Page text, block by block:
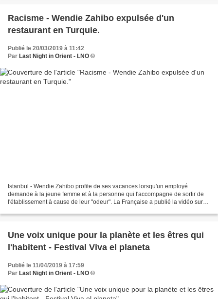
Racisme - Wendie Zahibo expulsée d'un
restaurant en Turquie.
Publié le 20/03/2019 à 11:42
Par Last Night in Orient - LNO ©
Istanbul - Wendie Zahibo profite de ses vacances lorsqu'un employé
demande à la jeune femme et à la personne qui l'accompagne de sortir de
l'établissement à cause de leur "odeur". La Française a publié la vidéo sur
Une voix unique pour la planète et les êtres qui
l'habitent - Festival Viva el planeta
Publié le 11/04/2019 à 17:59
Par Last Night in Orient - LNO ©